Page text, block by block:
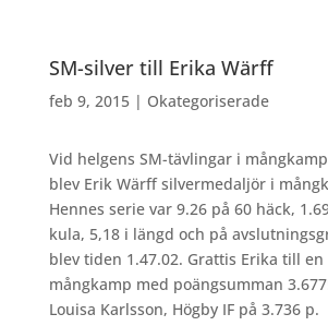
SM-silver till Erika Wärff
feb 9, 2015| Okategoriserade
Vid helgens SM-tävlingar i
blev Erik Wärff silvermedaljör i
Hennes serie var 9.26 på 60 häck,
kula, 5,18 i längd och på
blev tiden 1.47.02. Grattis Erika till en
mångkamp med poängsumman
Louisa Karlsson, Högby IF på 3.736 p.